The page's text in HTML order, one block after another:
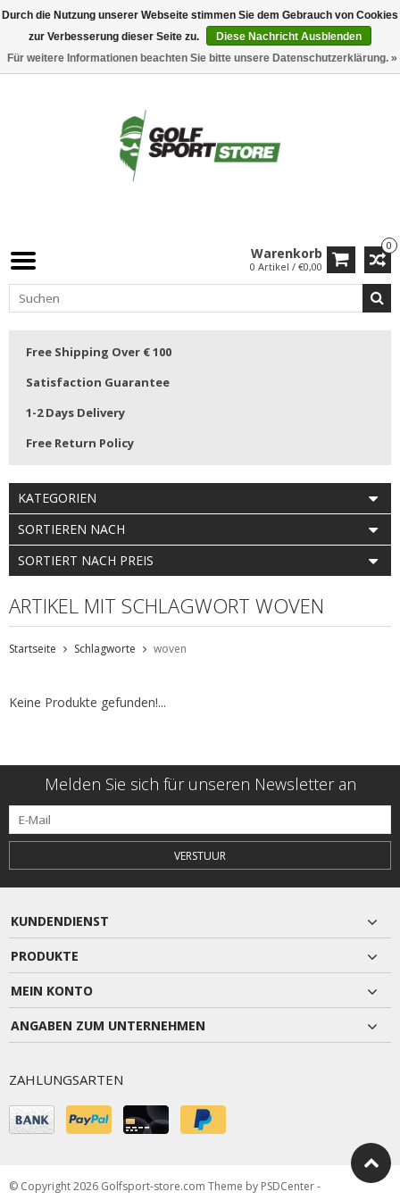
0
Warenkorb
0 Artikel / €0,00
Free Shipping Over € 100
Satisfaction Guarantee
1-2 Days Delivery
Free Return Policy
KATEGORIEN
SORTIEREN NACH
SORTIERT NACH PREIS
ARTIKEL MIT SCHLAGWORT WOVEN
Startseite Schlagworte woven
Keine Produkte gefunden!...
Melden Sie sich für unseren Newsletter an
VERSTUUR
KUNDENDIENST
PRODUKTE
MEIN KONTO
ANGABEN ZUM UNTERNEHMEN
ZAHLUNGSARTEN
© Copyright 2026 Golfsport-store.com Theme by PSDCenter-
Durch die Nutzung unserer Webseite stimmen Sie dem Gebrauch von Cookies
zur Verbesserung dieser Seite zu.
Diese Nachricht Ausblenden
Für weitere Informationen beachten Sie bitte unsere Datenschutzerklärung. »